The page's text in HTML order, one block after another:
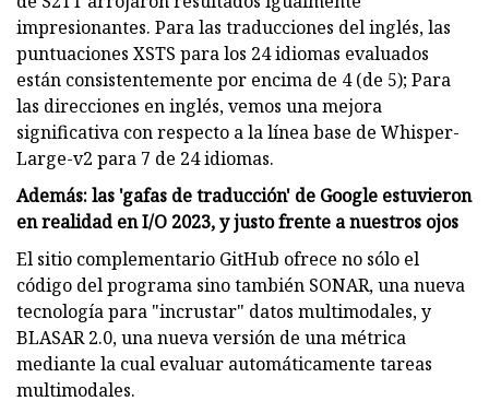
impresionantes. Para las traducciones del inglés, las
puntuaciones XSTS para los 24 idiomas evaluados
están consistentemente por encima de 4 (de 5); Para
las direcciones en inglés, vemos una mejora
significativa con respecto a la línea base de Whisper-
Large-v2 para 7 de 24 idiomas.
Además: las 'gafas de traducción' de Google estuvieron
en realidad en I/O 2023, y justo frente a nuestros ojos
El sitio complementario GitHub ofrece no sólo el
código del programa sino también SONAR, una nueva
tecnología para "incrustar" datos multimodales, y
BLASAR 2.0, una nueva versión de una métrica
mediante la cual evaluar automáticamente tareas
multimodales.